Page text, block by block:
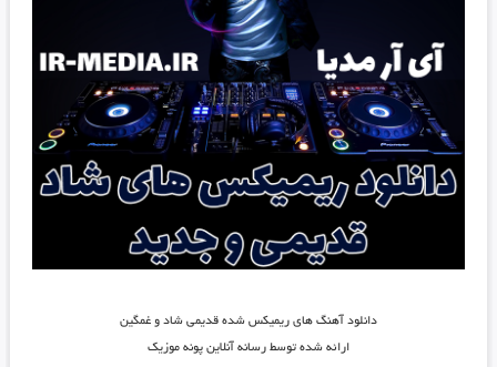
دانلود آهنگ های ریمیکس شده قدیمی شاد و غمگین
ارائه شده توسط رسانه آنلاین پونه موزیک